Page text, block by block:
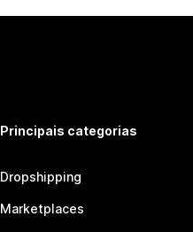
Principais categorias
Dropshipping
Marketplaces